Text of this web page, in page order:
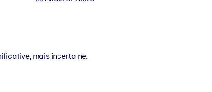
mais incertaine.